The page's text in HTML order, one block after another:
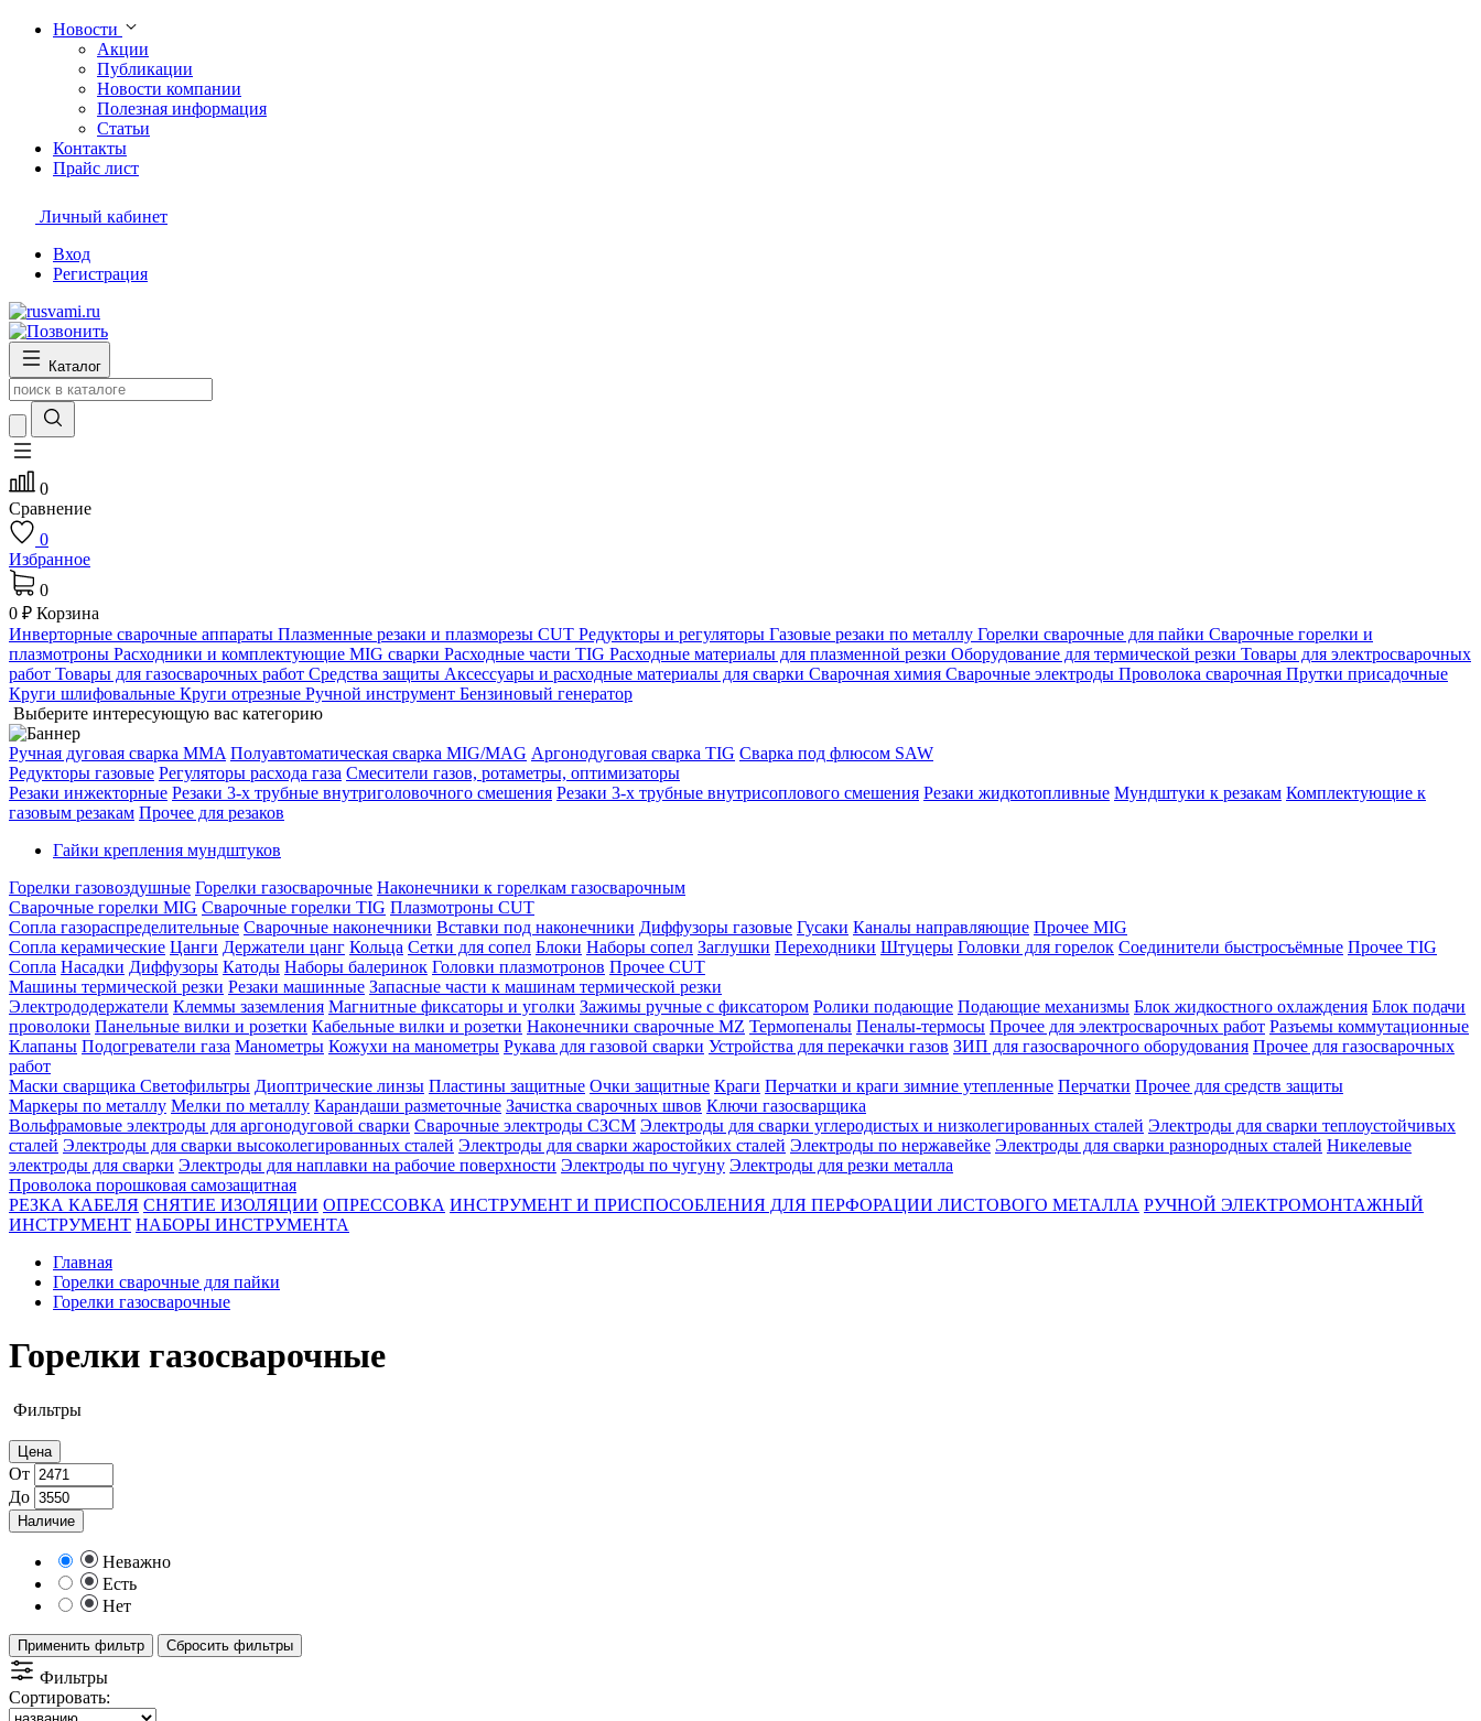
Новости
Акции
Публикации
Новости компании
Полезная информация
Статьи
Контакты
Прайс лист
Личный кабинет
Вход
Регистрация
Каталог
0
Сравнение
0
Избранное
0
0 ₽ Корзина
Инверторные сварочные аппараты Плазменные резаки и плазморезы CUT Редукторы и регуляторы Газовые резаки по металлу Горелки сварочные для пайки Сварочные горелки и
плазмотроны Расходники и комплектующие MIG сварки Расходные части TIG Расходные материалы для плазменной резки Оборудование для термической резки Товары для электросварочных
работ Товары для газосварочных работ Средства защиты Аксессуары и расходные материалы для сварки Сварочная химия Сварочные электроды Проволока сварочная Прутки присадочные
Круги шлифовальные Круги отрезные Ручной инструмент Бензиновый генератор
Выберите интересующую вас категорию
Ручная дуговая сварка MMA Полуавтоматическая сварка MIG/MAG Аргонодуговая сварка TIG Сварка под флюсом SAW
Редукторы газовые Регуляторы расхода газа Смесители газов, ротаметры, оптимизаторы
Резаки инжекторные Резаки 3-х трубные внутриголовочного смешения Резаки 3-х трубные внутрисоплового смешения Резаки жидкотопливные Мундштуки к резакам Комплектующие к
газовым резакам Прочее для резаков
Гайки крепления мундштуков
Горелки газовоздушные Горелки газосварочные Наконечники к горелкам газосварочным
Сварочные горелки MIG Сварочные горелки TIG Плазмотроны CUT
Сопла газораспределительные Сварочные наконечники Вставки под наконечники Диффузоры газовые Гусаки Каналы направляющие Прочее MIG
Сопла керамические Цанги Держатели цанг Кольца Сетки для сопел Блоки Наборы сопел Заглушки Переходники Штуцеры Головки для горелок Соединители быстросъёмные Прочее TIG
Сопла Насадки Диффузоры Катоды Наборы балеринок Головки плазмотронов Прочее CUT
Машины термической резки Резаки машинные Запасные части к машинам термической резки
Электрододержатели Клеммы заземления Магнитные фиксаторы и уголки Зажимы ручные с фиксатором Ролики подающие Подающие механизмы Блок жидкостного охлаждения Блок подачи
проволоки Панельные вилки и розетки Кабельные вилки и розетки Наконечники сварочные MZ Термопеналы Пеналы-термосы Прочее для электросварочных работ Разъемы коммутационные
Клапаны Подогреватели газа Манометры Кожухи на манометры Рукава для газовой сварки Устройства для перекачки газов ЗИП для газосварочного оборудования Прочее для газосварочных
работ
Маски сварщика Светофильтры Диоптрические линзы Пластины защитные Очки защитные Краги Перчатки и краги зимние утепленные Перчатки Прочее для средств защиты
Маркеры по металлу Мелки по металлу Карандаши разметочные Зачистка сварочных швов Ключи газосварщика
Вольфрамовые электроды для аргонодуговой сварки Сварочные электроды СЗСМ Электроды для сварки углеродистых и низколегированных сталей Электроды для сварки теплоустойчивых
сталей Электроды для сварки высоколегированных сталей Электроды для сварки жаростойких сталей Электроды по нержавейке Электроды для сварки разнородных сталей Никелевые
электроды для сварки Электроды для наплавки на рабочие поверхности Электроды по чугуну Электроды для резки металла
Проволока порошковая самозащитная
РЕЗКА КАБЕЛЯ СНЯТИЕ ИЗОЛЯЦИИ ОПРЕССОВКА ИНСТРУМЕНТ И ПРИСПОСОБЛЕНИЯ ДЛЯ ПЕРФОРАЦИИ ЛИСТОВОГО МЕТАЛЛА РУЧНОЙ ЭЛЕКТРОМОНТАЖНЫЙ
ИНСТРУМЕНТ НАБОРЫ ИНСТРУМЕНТА
Главная
Горелки сварочные для пайки
Горелки газосварочные
Горелки газосварочные
Фильтры
Цена
От
До
Наличие
Неважно
Есть
Нет
Применить фильтр Сбросить фильтры
Фильтры
Сортировать: